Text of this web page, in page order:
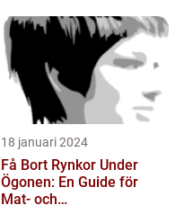
18 januari 2024
Få Bort Rynkor Under
Ögonen: En Guide för
Mat- och